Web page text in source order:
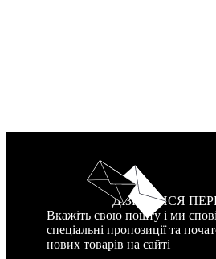
ДІЗНАТИСЯ
Вкажіть свою пошту і ми
спеціальні пропозиції та
нових товарів на сайті